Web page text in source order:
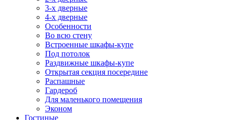
3-х дверные
4-х дверные
Особенности
Во всю стену
Встроенные шкафы-купе
Под потолок
Раздвижные шкафы-купе
Открытая секция посередине
Распашные
Гардероб
Для маленького помещения
Эконом
Гостиные